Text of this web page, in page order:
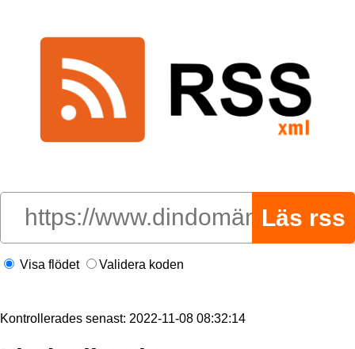
Visa flödet Validera koden
Kontrollerades senast: 2022-11-08 08:32:14